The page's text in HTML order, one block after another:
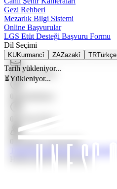
Gezi Rehberi
Mezarlık Bilgi Sistemi
Online Başvurular
LGS Etüt Desteği Başvuru Formu
Dil Seçimi
KUKurmancî ZAZazakî TRTürkçe
Tarih yükleniyor...
⏳Yükleniyor...
0Toplam Proje
0
0 Devam Eden
Planlama Aşamasında
Tamamlanan
Henüz içerik eklenmemiş.